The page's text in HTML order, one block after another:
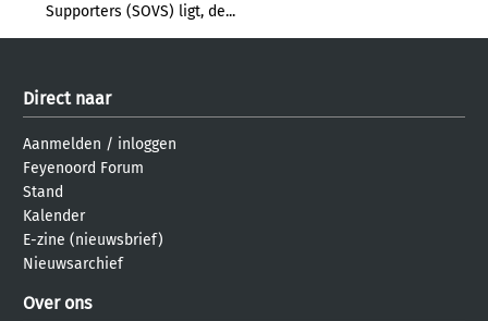
Supporters (SOVS) ligt, de...
Direct naar
Aanmelden / inloggen
Feyenoord Forum
Stand
Kalender
E-zine (nieuwsbrief)
Nieuwsarchief
Over ons